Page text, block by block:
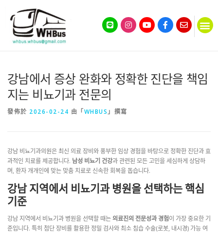
강남에서 증상 완화와 정확한 진단을 책임
지는 비뇨기과 전문의
發佈於 2026-02-24 由「WHBUS」撰寫
강남 비뇨기과의원은 최신 의료 장비와 풍부한 임상 경험을 바탕으로 정확한 진단과 효
과적인 치료를 제공합니다. 남성 비뇨기 건강과 관련된 모든 고민을 세심하게 상담하
며, 환자 개개인에 맞는 맞춤 치료로 신속한 회복을 돕습니다.
강남 지역에서 비뇨기과 병원을 선택하는 핵심
기준
강남 지역에서 비뇨기과 병원을 선택할 때는의료진의 전문성과 경험이 가장 중요한 기
준입니다. 특히 첨단 장비를 활용한 정밀 검사와 최소 침습 수술(로봇, 내시경) 가능 여